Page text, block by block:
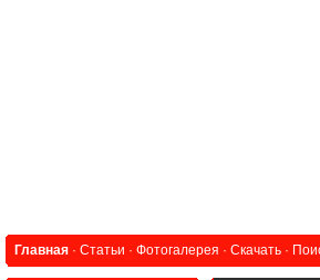
Главная · Статьи · Фотогалерея · Скачать ·